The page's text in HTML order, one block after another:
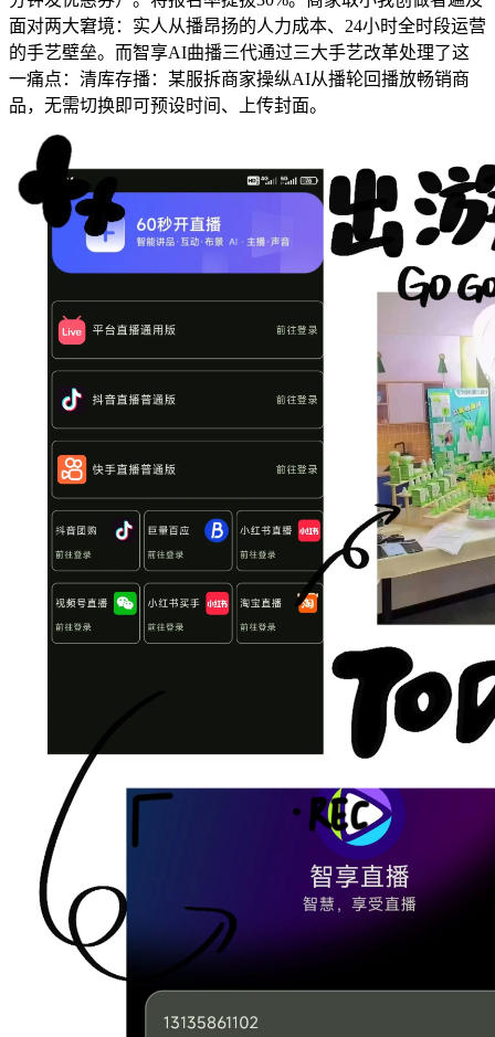
面对两大窘境：实人从播昂扬的人力成本、24小时全时段运营
的手艺壁垒。而智享AI曲播三代通过三大手艺改革处理了这
一痛点：清库存播：某服拆商家操纵AI从播轮回播放畅销商
品，无需切换即可预设时间、上传封面。